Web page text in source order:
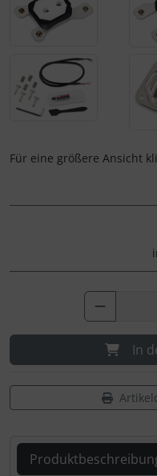
Für eine größere Ansicht
In